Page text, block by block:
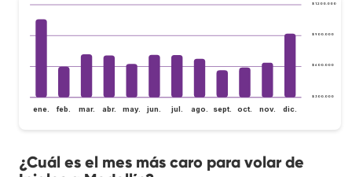
$ 300.000
$ 600.000
$ 900.000
$ 1.200.000
ene. feb. mar. abr. may. jun. jul. ago. sept. oct. nov. dic.
¿Cuál es el mes más caro para volar de